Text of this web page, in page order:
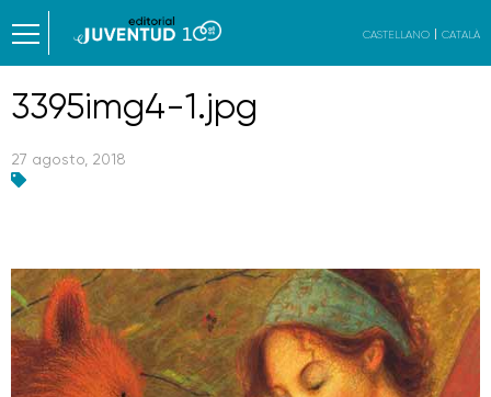
CASTELLANO CATALÀ
3395img4-1.jpg
27 agosto, 2018